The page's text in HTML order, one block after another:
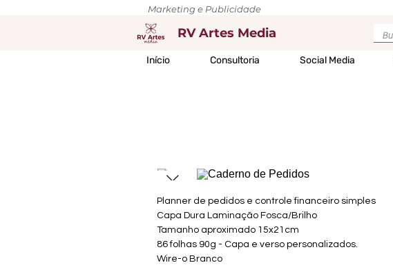
Marketing e Publicidade
RV Artes Media
Início Consultoria Social Media
Planner de pedidos e controle financeiro simples
Capa Dura Laminação Fosca/Brilho
Tamanho aproximado 15x21cm
86 folhas 90g - Capa e verso personalizados.
Wire-o Branco